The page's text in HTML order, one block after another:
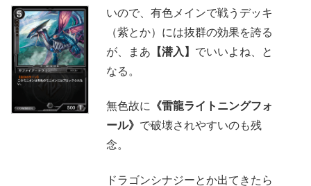
いので、有色メインで戦うデッキ
（紫とか）には抜群の効果を誇る
が、まあ 【潜入】 でいいよね、と
なる。
無色故に 《雷龍ライトニングフォ
ール》 で破壊されやすいのも残
念。
ドラゴンシナジーとか出てきたら